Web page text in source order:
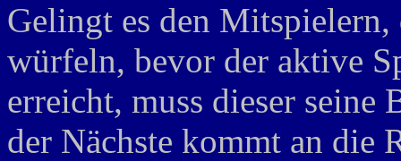
Gelingt es den
würfeln, bevor der aktive
erreicht, muss dieser seine
der Nächste kommt an die